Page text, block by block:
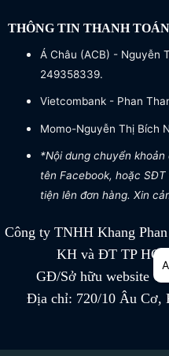
THÔNG TIN THANH TOÁN
Á Châu (ACB) - Nguyễn
249358339.
Vietcombank - Phan
Momo-Nguyễn Thị Bích
*Nội dung chuyển khoản
tên Facebook, hoặc
tiện lên đơn hàng. Xin
Công ty TNHH Khang
KH và ĐT TP HCM
GĐ/Sở hữu website
Địa chỉ: 720/10 Âu Cơ,